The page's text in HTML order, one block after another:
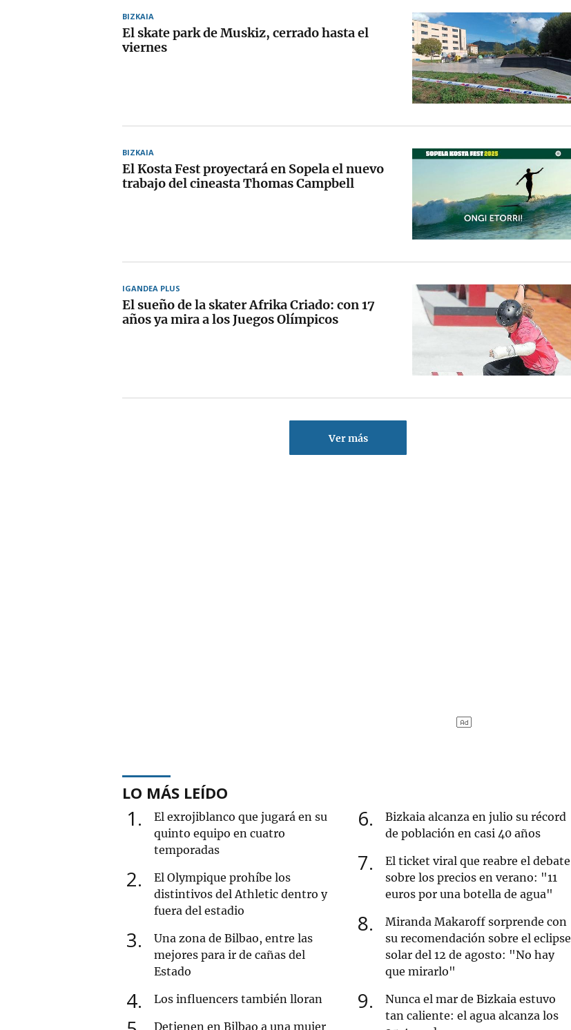
BIZKAIA
El skate park de Muskiz, cerrado hasta el
viernes
BIZKAIA
El Kosta Fest proyectará en Sopela el nuevo
trabajo del cineasta Thomas Campbell
IGANDEA PLUS
El sueño de la skater Afrika Criado: con 17
años ya mira a los Juegos Olímpicos
Ver más
LO MÁS LEÍDO
1
El exrojiblanco que jugará en su
quinto equipo en cuatro
temporadas
2
El Olympique prohíbe los
distintivos del Athletic dentro y
fuera del estadio
3
Una zona de Bilbao, entre las
mejores para ir de cañas del
Estado
4 Los influencers también lloran
Detienen en Bilbao a una mujer
6
Bizkaia alcanza en julio su récord
de población en casi 40 años
7
El ticket viral que reabre el debate
sobre los precios en verano: "11
euros por una botella de agua"
8
Miranda Makaroff sorprende con
su recomendación sobre el eclipse
solar del 12 de agosto: "No hay
que mirarlo"
9
Nunca el mar de Bizkaia estuvo
tan caliente: el agua alcanza los